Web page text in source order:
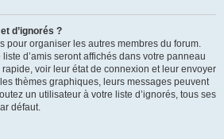
d’ignorés ?
pour organiser les autres membres du forum.
d’amis seront affichés dans votre panneau
voir leur état de connexion et leur envoyer
thèmes graphiques, leurs messages peuvent
un utilisateur à votre liste d’ignorés, tous ses
défaut.